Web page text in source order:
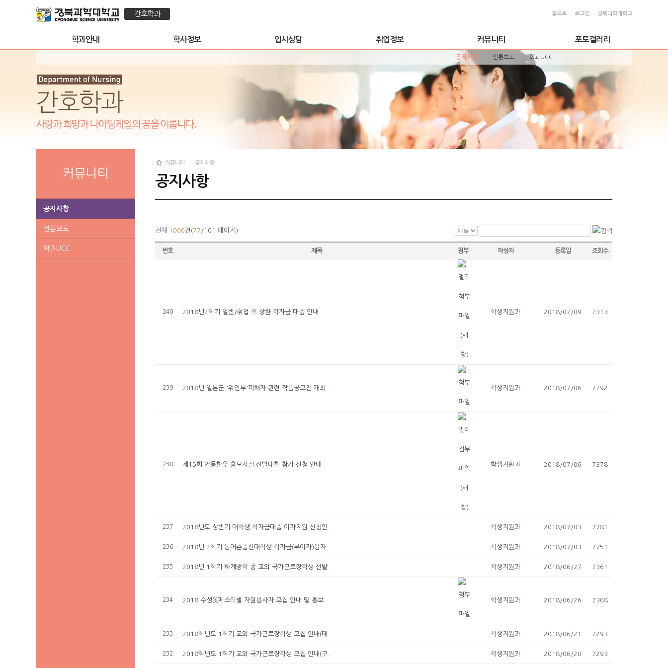
간호학과 홈으로 로그인 경북과학대학교
학과안내 학사정보 입시상담 취업정보 커뮤니티
공지사항 언론보도 학과UCC
포토갤러리
커뮤니티
공지사항
언론보도
학과UCC
커뮤니티 공지사항
공지사항
전체 1000건(77 /101 페이지)
번호 제목 첨부 작성자 등록일 조회수
240 2018년2학기 일반/취업 후 상환 학자금 대출 안내 학생지원과 2018/07/09 7313
239 2018년 일본군 '위안부'피해자 관련 작품공모전 개최 .. 학생지원과 2018/07/06 7792
238 제15회 안동한우 홍보사절 선발대회 참가 신청 안내 학생지원과 2018/07/06 7378
237 2018년도 상반기 대학생 학자금대출 이자지원 신청안.. 학생지원과 2018/07/03 7781
236 2018년 2학기 농어촌출신대학생 학자금(무이자)융자 .. 학생지원과 2018/07/03 7751
235 2018년 1학기 하계방학 중 교외 국가근로장학생 선발 .. 학생지원과 2018/06/27 7361
234 2018 수성못페스티벌 자원봉사자 모집 안내 및 홍보 학생지원과 2018/06/26 7308
233 2018학년도 1학기 교외 국가근로장학생 모집 안내(대.. 학생지원과 2018/06/21 7293
232 2018학년도 1학기 교외 국가근로장학생 모집 안내(구.. 학생지원과 2018/06/20 7293